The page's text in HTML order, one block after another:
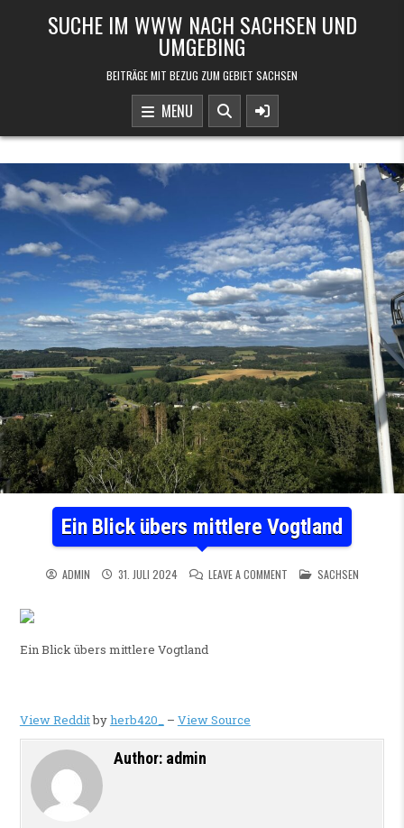
SUCHE IM WWW NACH SACHSEN UND
UMGEBING
BEITRÄGE MIT BEZUG ZUM GEBIET SACHSEN
MENU
Ein Blick übers mittlere Vogtland
ADMIN 31. JULI 2024 LEAVE A COMMENTON EIN BLICK ÜBERS
POSTED IN
SACHSEN
Ein Blick übers mittlere Vogtland
View Redditbyherb420_ – View Source
Author: admin